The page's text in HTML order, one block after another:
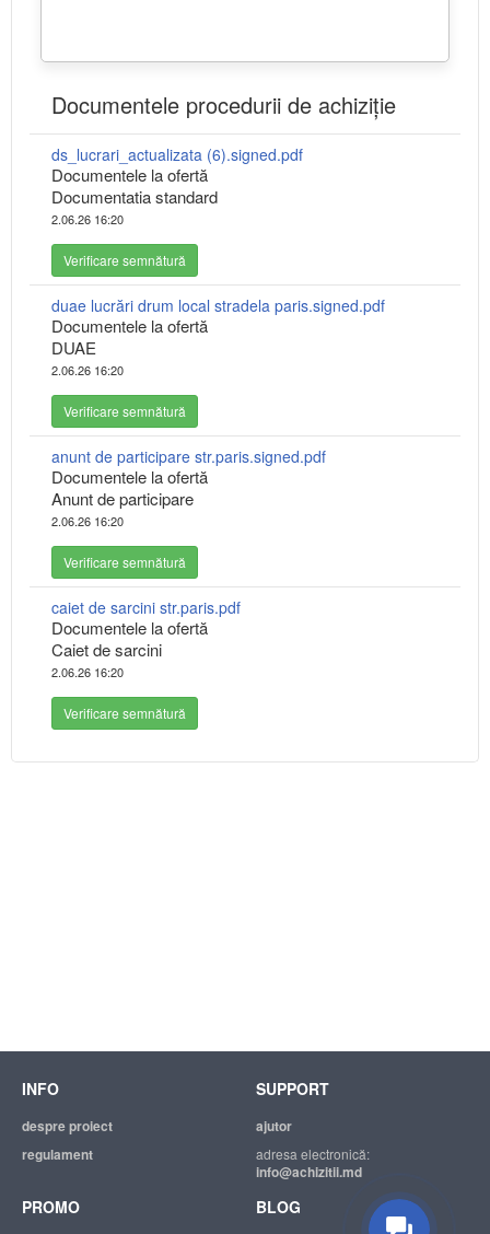
Documentele procedurii de achiziție
ds_lucrari_actualizata (6).signed.pdf
Documentele la ofertă
Documentatia standard
2.06.26 16:20
Verificare semnătură
duae lucrări drum local stradela paris.signed.pdf
Documentele la ofertă
DUAE
2.06.26 16:20
Verificare semnătură
anunt de participare str.paris.signed.pdf
Documentele la ofertă
Anunt de participare
2.06.26 16:20
Verificare semnătură
caiet de sarcini str.paris.pdf
Documentele la ofertă
Caiet de sarcini
2.06.26 16:20
Verificare semnătură
INFO
despre proiect
regulament
SUPPORT
ajutor
adresa electronică:
info@achizitii.md
PROMO BLOG